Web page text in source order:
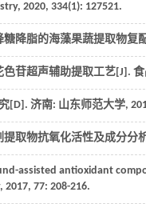
, 2020, 334(1): 127521.
糖降脂的海藻果蔬提取物复
色苷超声辅助提取工艺[J].
[D]. 济南: 山东师范大学,
提取物抗氧化活性及成分分
assisted antioxidant
, 2017, 77: 208-216.